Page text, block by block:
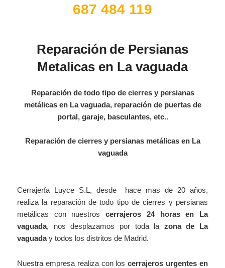
687 484 119
Reparación de Persianas
Metalicas en La vaguada
Reparación de todo tipo de cierres y persianas
metálicas en La vaguada, reparación de puertas de
portal, garaje, basculantes, etc..
Reparación de cierres y persianas metálicas en La
vaguada
Cerrajería Luyce S.L, desde hace mas de 20 años,
realiza la reparación de todo tipo de cierres y persianas
metálicas con nuestroscerrajeros 24 horas en La
vaguada, nos desplazamos por toda la zona de La
vaguaday todos los distritos de Madrid.
Nuestra empresa realiza con loscerrajeros urgentes en